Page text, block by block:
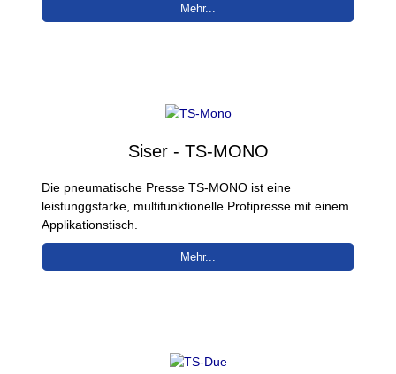
Mehr...
Siser - TS-MONO
Die pneumatische Presse TS-MONO ist eine
leistunggstarke, multifunktionelle Profipresse mit einem
Applikationstisch.
Mehr...